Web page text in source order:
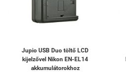
Jupio USB Duo töltő LCD
kijelzővel Nikon EN-EL14
akkumulátorokhoz